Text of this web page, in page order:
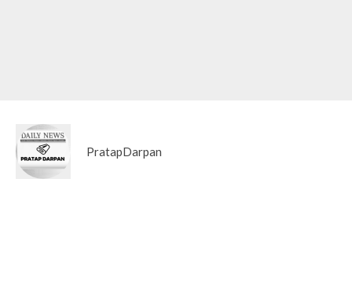
PratapDarpan